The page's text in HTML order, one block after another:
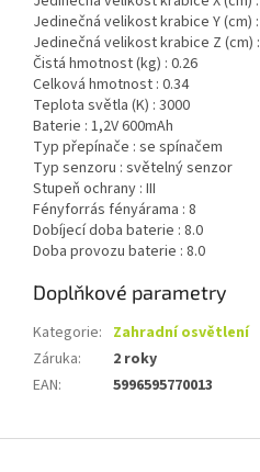
Jedinečná velikost krabice Y (cm) :
Jedinečná velikost krabice Z (cm) :
Čistá hmotnost (kg) : 0.26
Celková hmotnost : 0.34
Teplota světla (K) : 3000
Baterie : 1,2V 600mAh
Typ přepínače : se spínačem
Typ senzoru : světelný senzor
Stupeň ochrany : III
Fényforrás fényárama : 8
Dobíjecí doba baterie : 8.0
Doba provozu baterie : 8.0
Doplňkové parametry
Kategorie: Zahradní osvětlení
Záruka:
2 roky
EAN: 5996595770013